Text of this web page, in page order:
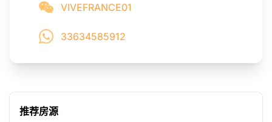
VIVEFRANCE01
33634585912
推荐房源